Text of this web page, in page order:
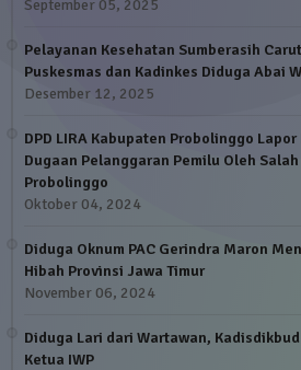
September 05, 2025
Pelayanan Kesehatan Sumberasih
Puskesmas dan Kadinkes Diduga Abai
Desember 12, 2025
DPD LIRA Kabupaten Probolinggo
Dugaan Pelanggaran Pemilu Oleh
Probolinggo
Oktober 04, 2024
Diduga Oknum PAC Gerindra Maron
Hibah Provinsi Jawa Timur
November 06, 2024
Diduga Lari dari Wartawan,
Ketua IWP